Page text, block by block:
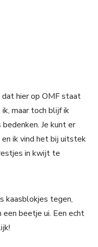
hier op OMF staat
maar toch blijf ik
Je kunt er
ik vind het bij uitstek
in kwijt te
kaasblokjes tegen,
beetje ui. Een echt